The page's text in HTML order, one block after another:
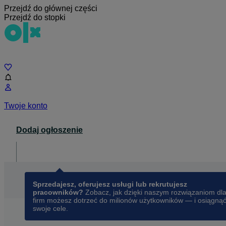
Przejdź do głównej części
Przejdź do stopki
Twoje konto
Dodaj ogłoszenie
Sprzedajesz, oferujesz usługi lub rekrutujesz
pracowników? Zobacz, jak dzięki naszym rozwiązaniom dla
firm możesz dotrzeć do milionów użytkowników — i osiągnąć
swoje cele.